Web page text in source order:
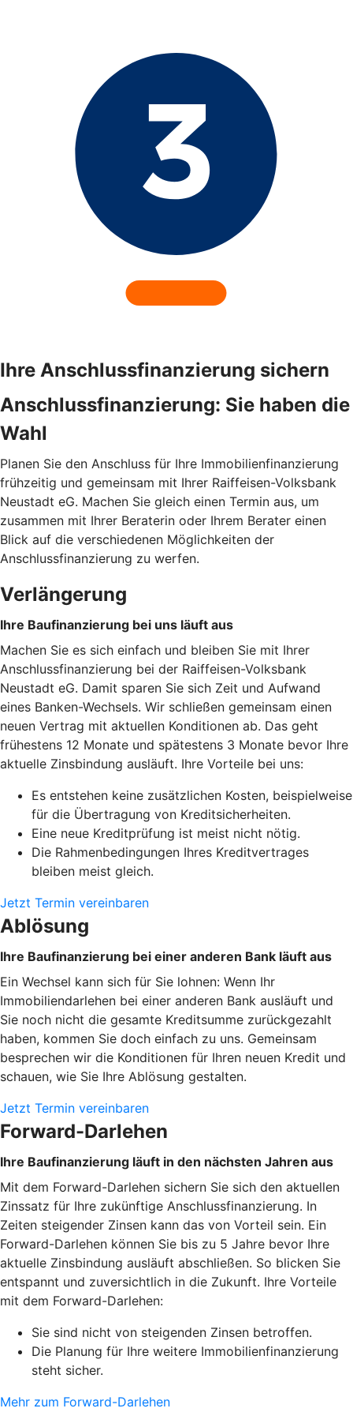
Ihre Anschlussfinanzierung sichern
Anschlussfinanzierung: Sie haben die
Wahl
Planen Sie den Anschluss für Ihre Immobilienfinanzierung
frühzeitig und gemeinsam mit Ihrer Raiffeisen-Volksbank
Neustadt eG. Machen Sie gleich einen Termin aus, um
zusammen mit Ihrer Beraterin oder Ihrem Berater einen
Blick auf die verschiedenen Möglichkeiten der
Anschlussfinanzierung zu werfen.
Verlängerung
Ihre Baufinanzierung bei uns läuft aus
Machen Sie es sich einfach und bleiben Sie mit Ihrer
Anschlussfinanzierung bei der Raiffeisen-Volksbank
Neustadt eG. Damit sparen Sie sich Zeit und Aufwand
eines Banken-Wechsels. Wir schließen gemeinsam einen
neuen Vertrag mit aktuellen Konditionen ab. Das geht
frühestens 12 Monate und spätestens 3 Monate bevor Ihre
aktuelle Zinsbindung ausläuft. Ihre Vorteile bei uns:
Es entstehen keine zusätzlichen Kosten, beispielweise
für die Übertragung von Kreditsicherheiten.
Eine neue Kreditprüfung ist meist nicht nötig.
Die Rahmenbedingungen Ihres Kreditvertrages
bleiben meist gleich.
Jetzt Termin vereinbaren
Ablösung
Ihre Baufinanzierung bei einer anderen Bank läuft aus
Ein Wechsel kann sich für Sie lohnen: Wenn Ihr
Immobiliendarlehen bei einer anderen Bank ausläuft und
Sie noch nicht die gesamte Kreditsumme zurückgezahlt
haben, kommen Sie doch einfach zu uns. Gemeinsam
besprechen wir die Konditionen für Ihren neuen Kredit und
schauen, wie Sie Ihre Ablösung gestalten.
Jetzt Termin vereinbaren
Forward-Darlehen
Ihre Baufinanzierung läuft in den nächsten Jahren aus
Mit dem Forward-Darlehen sichern Sie sich den aktuellen
Zinssatz für Ihre zukünftige Anschlussfinanzierung. In
Zeiten steigender Zinsen kann das von Vorteil sein. Ein
Forward-Darlehen können Sie bis zu 5 Jahre bevor Ihre
aktuelle Zinsbindung ausläuft abschließen. So blicken Sie
entspannt und zuversichtlich in die Zukunft. Ihre Vorteile
mit dem Forward-Darlehen:
Sie sind nicht von steigenden Zinsen betroffen.
Die Planung für Ihre weitere Immobilienfinanzierung
steht sicher.
Mehr zum Forward-Darlehen